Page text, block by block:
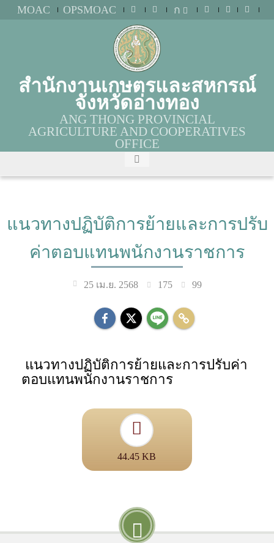
MOAC OPSMOAC ก
สำนักงานเกษตรและสหกรณ์
จังหวัดอ่างทอง
ANG THONG PROVINCIAL
AGRICULTURE AND COOPERATIVES
OFFICE
แนวทางปฏิบัติการย้ายและการปรับ
ค่าตอบแทนพนักงานราชการ
25 เม.ย. 2568 175 99
แนวทางปฏิบัติการย้ายและการปรับค่า
ตอบแทนพนักงานราชการ
44.45 KB